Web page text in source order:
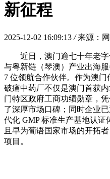
新征程
2025-12-02 16:09:13 / 来源：
近日，澳门逾七十年老
与粤新链（琴澳）产业出海
7 位领航合作伙伴。作为澳
破痛中药厂不仅是澳门首获
门特区政府工商功绩勋章，
了深厚市场口碑；同时企业
代化 GMP 标准生产基地认证
且早为葡语国家市场的开拓
项目。